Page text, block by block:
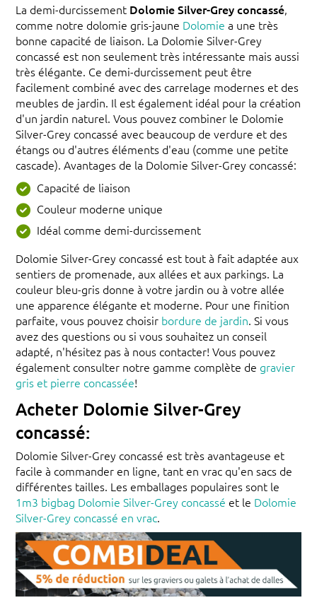
La demi-durcissement Dolomie Silver-Grey concassé,
comme notre dolomie gris-jaune Dolomie a une très
bonne capacité de liaison. La Dolomie Silver-Grey
concassé est non seulement très intéressante mais aussi
très élégante. Ce demi-durcissement peut être
facilement combiné avec des carrelage modernes et des
meubles de jardin. Il est également idéal pour la création
d'un jardin naturel. Vous pouvez combiner le Dolomie
Silver-Grey concassé avec beaucoup de verdure et des
étangs ou d'autres éléments d'eau (comme une petite
cascade). Avantages de la Dolomie Silver-Grey concassé:
Capacité de liaison
Couleur moderne unique
Idéal comme demi-durcissement
Dolomie Silver-Grey concassé est tout à fait adaptée aux
sentiers de promenade, aux allées et aux parkings. La
couleur bleu-gris donne à votre jardin ou à votre allée
une apparence élégante et moderne. Pour une finition
parfaite, vous pouvez choisir bordure de jardin. Si vous
avez des questions ou si vous souhaitez un conseil
adapté, n'hésitez pas à nous contacter! Vous pouvez
également consulter notre gamme complète de gravier
gris et pierre concassée!
Acheter Dolomie Silver-Grey
concassé:
Dolomie Silver-Grey concassé est très avantageuse et
facile à commander en ligne, tant en vrac qu'en sacs de
différentes tailles. Les emballages populaires sont le
1m3 bigbag Dolomie Silver-Grey concassé et le Dolomie
Silver-Grey concassé en vrac.